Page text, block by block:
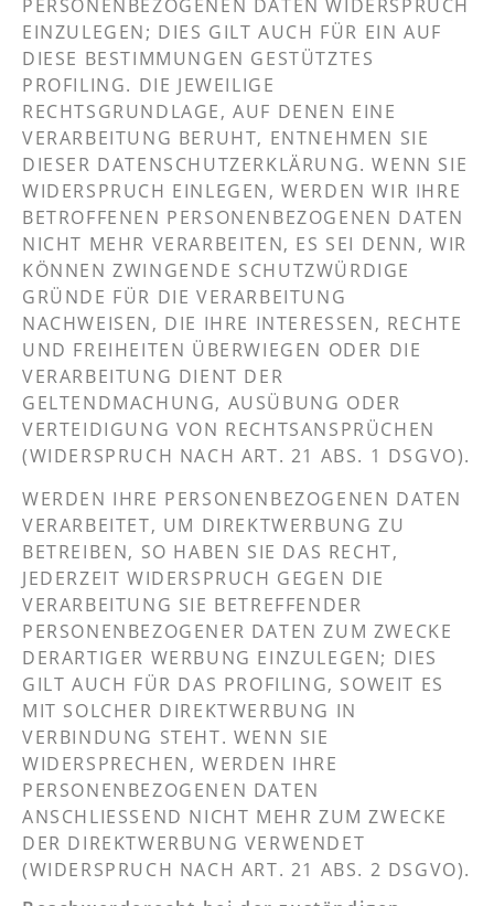
PERSONENBEZOGENEN DATEN WIDERSPRUCH
EINZULEGEN; DIES GILT AUCH FÜR EIN AUF
DIESE BESTIMMUNGEN GESTÜTZTES
PROFILING. DIE JEWEILIGE
RECHTSGRUNDLAGE, AUF DENEN EINE
VERARBEITUNG BERUHT, ENTNEHMEN SIE
DIESER DATENSCHUTZERKLÄRUNG. WENN SIE
WIDERSPRUCH EINLEGEN, WERDEN WIR IHRE
BETROFFENEN PERSONENBEZOGENEN DATEN
NICHT MEHR VERARBEITEN, ES SEI DENN, WIR
KÖNNEN ZWINGENDE SCHUTZWÜRDIGE
GRÜNDE FÜR DIE VERARBEITUNG
NACHWEISEN, DIE IHRE INTERESSEN, RECHTE
UND FREIHEITEN ÜBERWIEGEN ODER DIE
VERARBEITUNG DIENT DER
GELTENDMACHUNG, AUSÜBUNG ODER
VERTEIDIGUNG VON RECHTSANSPRÜCHEN
(WIDERSPRUCH NACH ART. 21 ABS. 1 DSGVO).
WERDEN IHRE PERSONENBEZOGENEN DATEN
VERARBEITET, UM DIREKTWERBUNG ZU
BETREIBEN, SO HABEN SIE DAS RECHT,
JEDERZEIT WIDERSPRUCH GEGEN DIE
VERARBEITUNG SIE BETREFFENDER
PERSONENBEZOGENER DATEN ZUM ZWECKE
DERARTIGER WERBUNG EINZULEGEN; DIES
GILT AUCH FÜR DAS PROFILING, SOWEIT ES
MIT SOLCHER DIREKTWERBUNG IN
VERBINDUNG STEHT. WENN SIE
WIDERSPRECHEN, WERDEN IHRE
PERSONENBEZOGENEN DATEN
ANSCHLIESSEND NICHT MEHR ZUM ZWECKE
DER DIREKTWERBUNG VERWENDET
(WIDERSPRUCH NACH ART. 21 ABS. 2 DSGVO).